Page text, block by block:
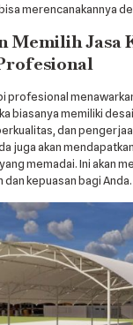
merencanakannya
Memilih Jasa
profesional
biasanya memiliki
dan
juga akan
memadai. Ini akan
kepuasan bagi Anda.